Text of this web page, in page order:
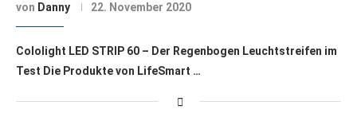
von Danny 22. November 2020
Cololight LED STRIP 60 – Der Regenbogen Leuchtstreifen im
Test Die Produkte von LifeSmart …